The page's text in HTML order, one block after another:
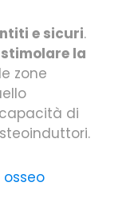
e sicuri.
stimolare la
zone
di